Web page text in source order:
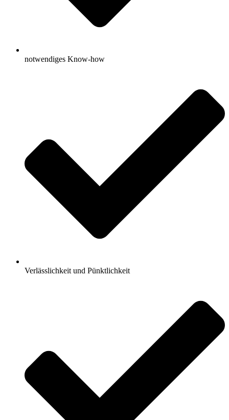
notwendiges Know-how
Verlässlichkeit und Pünktlichkeit